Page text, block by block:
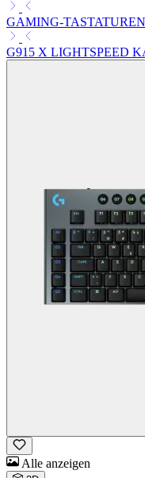
GAMING-TASTATUREN
G915 X LIGHTSPEED
Alle anzeigen